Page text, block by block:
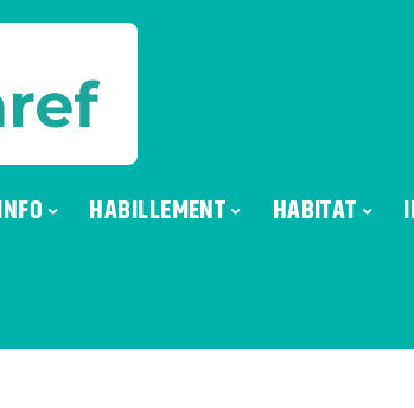
HABILLEMENT HABITAT